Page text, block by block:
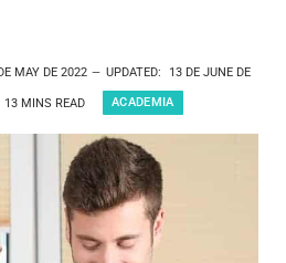
MAY DE 2022 UPDATED: 13 DE JUNE DE
13 MINS READ ACADEMIA